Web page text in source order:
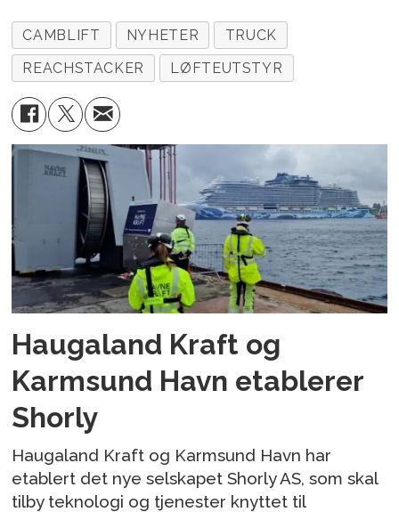
CAMBLIFT NYHETER
TRUCK
REACHSTACKER
LØFTEUTSTYR
Haugaland Kraft og
Karmsund Havn etablerer
Shorly
Haugaland Kraft og Karmsund Havn har
etablert det nye selskapet Shorly AS, som skal
tilby teknologi og tjenester knyttet til